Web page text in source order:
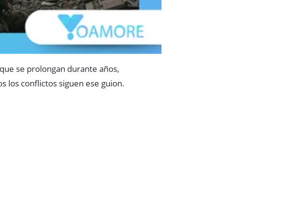
se prolongan durante años,
los conflictos siguen ese guion.